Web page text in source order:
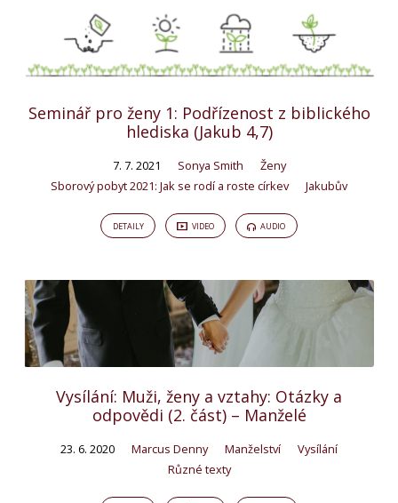
Seminář pro ženy 1: Podřízenost z biblického
hlediska (Jakub 4,7)
7. 7. 2021 Sonya Smith
Ženy
Sborový pobyt 2021: Jak se rodí a roste církev
Jakubův
DETAILY VIDEO AUDIO
Vysílání: Muži, ženy a vztahy: Otázky a
odpovědi (2. část) – Manželé
23. 6. 2020 Marcus Denny Manželství
Vysílání
Různé texty